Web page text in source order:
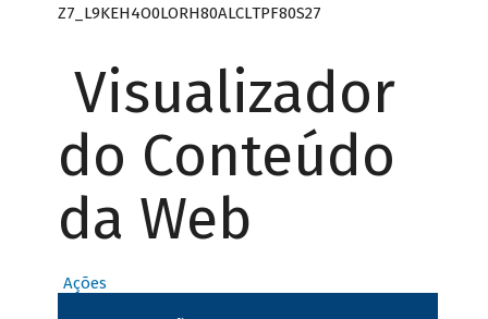
Z7_L9KEH4O0LORH80ALCLTPF80S27
Visualizador
do Conteúdo
da Web
Ações